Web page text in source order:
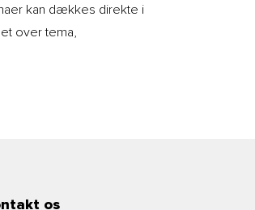
kan dækkes direkte i
over tema,
os